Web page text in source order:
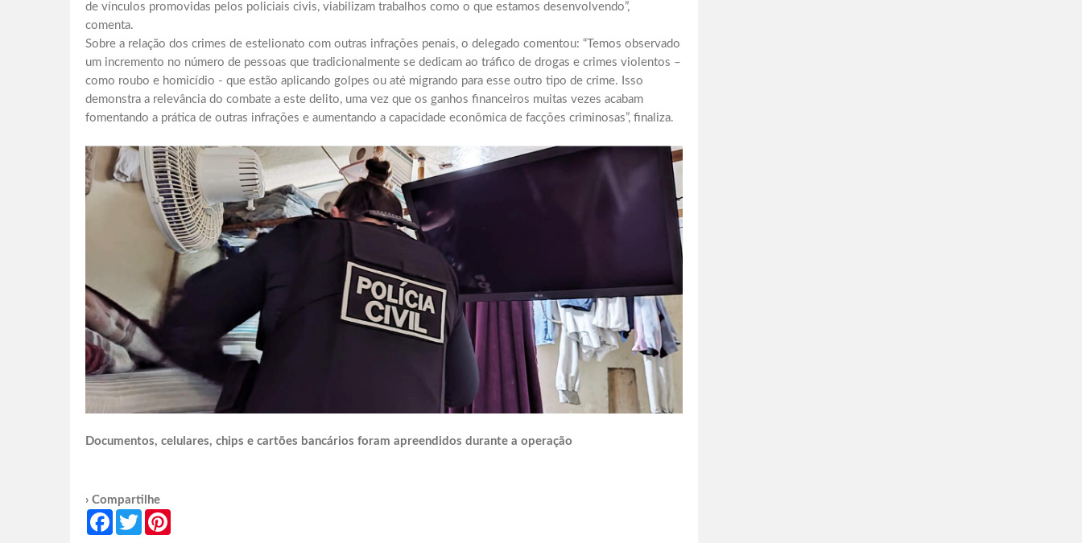
de vínculos promovidas pelos policiais civis, viabilizam trabalhos como o que estamos desenvolvendo”,
comenta.
Sobre a relação dos crimes de estelionato com outras infrações penais, o delegado comentou: “Temos observado
um incremento no número de pessoas que tradicionalmente se dedicam ao tráfico de drogas e crimes violentos –
como roubo e homicídio - que estão aplicando golpes ou até migrando para esse outro tipo de crime. Isso
demonstra a relevância do combate a este delito, uma vez que os ganhos financeiros muitas vezes acabam
fomentando a prática de outras infrações e aumentando a capacidade econômica de facções criminosas”, finaliza.
Documentos, celulares, chips e cartões bancários foram apreendidos durante a operação
› Compartilhe
FacebookTwitter